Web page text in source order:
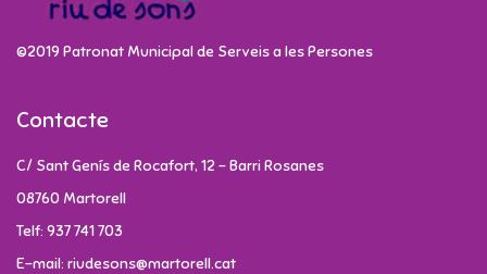
©2019 Patronat Municipal de Serveis a les Persones
Contacte
C/ Sant Genís de Rocafort, 12 - Barri Rosanes
08760 Martorell
Telf: 937 741 703
E-mail: riudesons@martorell.cat